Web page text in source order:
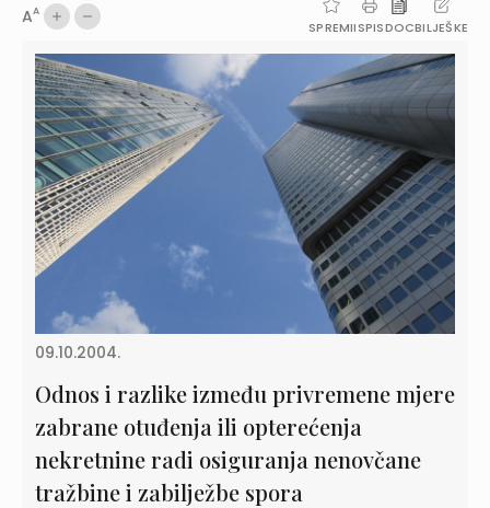
AA
SPREMIISPISDOCBILJEŠKE
09.10.2004.
Odnos i razlike između privremene mjere
zabrane otuđenja ili opterećenja
nekretnine radi osiguranja nenovčane
tražbine i zabilježbe spora